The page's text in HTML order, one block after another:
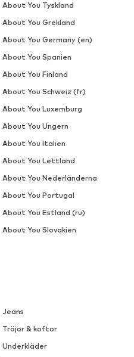
Jeans
Tröjor & koftor
Underkläder
About You Tyskland
About You Grekland
About You Germany (en)
About You Spanien
About You Finland
About You Schweiz (fr)
About You Luxemburg
About You Ungern
About You Italien
About You Lettland
About You Nederländerna
About You Portugal
About You Estland (ru)
About You Slovakien